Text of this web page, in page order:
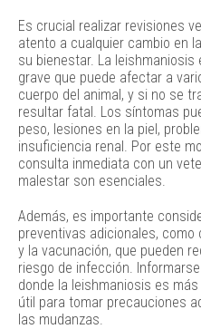
Es crucial realizar revisiones
atento a cualquier cambio en
su bienestar. La
grave que puede afectar a
cuerpo del animal, y si no se
resultar fatal. Los síntomas
peso, lesiones en la piel,
insuficiencia renal. Por este
consulta inmediata con un
malestar son esenciales.
Además, es importante
preventivas adicionales,
y la vacunación, que pueden
riesgo de infección.
donde la leishmaniosis es
útil para tomar precauciones
las mudanzas.